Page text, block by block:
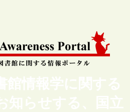
館情報学に関する
知らせする、国立